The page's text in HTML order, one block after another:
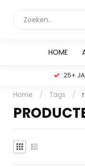
HOME
25+
Home / Tags /